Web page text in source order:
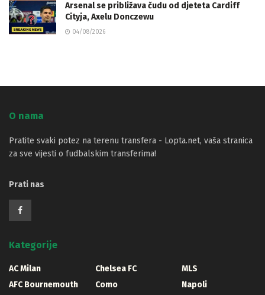
Arsenal se približava čudu od djeteta Cardiff
Cityja, Axelu Donczewu
04/08/2026
O nama
Pratite svaki potez na terenu transfera - Lopta.net, vaša stranica
za sve vijesti o fudbalskim transferima!
Prati nas
Kategorije
AC Milan
AFC Bournemouth
Chelsea FC
Como
MLS
Napoli